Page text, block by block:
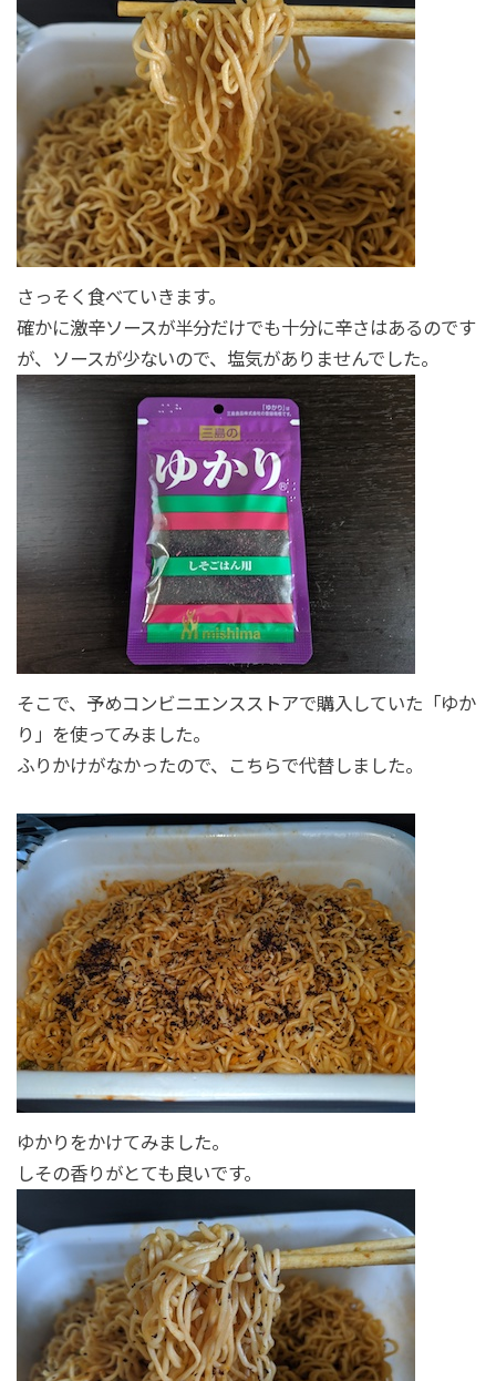
さっそく食べていきます。
確かに激辛ソースが半分だけでも十分に辛さはあるのです
が、ソースが少ないので、塩気がありませんでした。
そこで、予めコンビニエンスストアで購入していた「ゆか
り」を使ってみました。
ふりかけがなかったので、こちらで代替しました。
ゆかりをかけてみました。
しその香りがとても良いです。